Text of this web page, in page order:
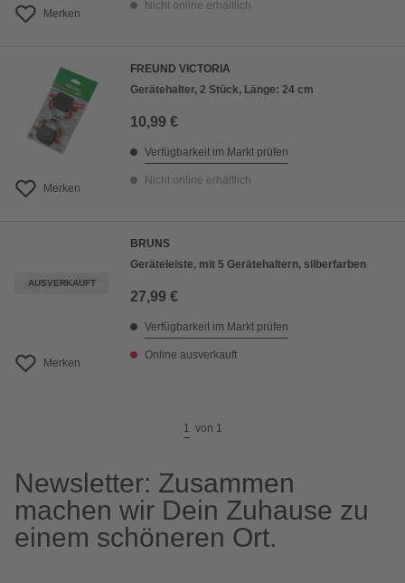
Merken
Nicht online erhältlich
Merken
FREUND VICTORIA
Gerätehalter, 2 Stück, Länge: 24 cm
10,99 €
Verfügbarkeit im Markt prüfen
Nicht online erhältlich
AUSVERKAUFT
Merken
BRUNS
Geräteleiste, mit 5 Gerätehaltern, silberfarben
27,99 €
Verfügbarkeit im Markt prüfen
Online ausverkauft
1 von 1
Newsletter: Zusammen
machen wir Dein Zuhause zu
einem schöneren Ort.